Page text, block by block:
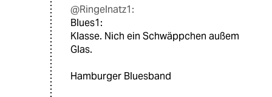
@Ringelnatz1:
Blues1:
Klasse. Nich ein Schwäppchen außem
Glas.
Hamburger Bluesband